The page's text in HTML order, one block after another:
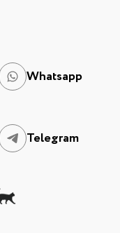
Whatsapp
Telegram